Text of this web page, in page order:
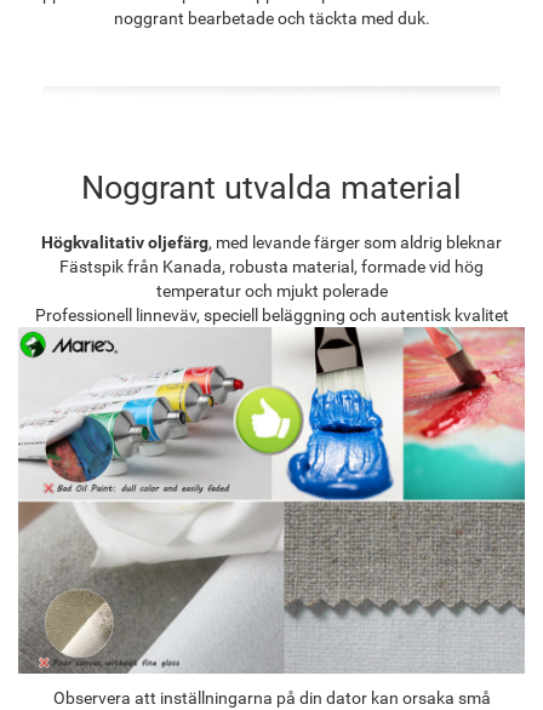
noggrant bearbetade och täckta med duk.
Noggrant utvalda material
Högkvalitativ oljefärg, med levande färger som aldrig bleknar
Fästspik från Kanada, robusta material, formade vid hög
temperatur och mjukt polerade
Professionell linneväv, speciell beläggning och autentisk kvalitet
Observera att inställningarna på din dator kan orsaka små